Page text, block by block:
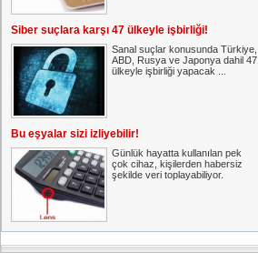
Siber suçlara karşı 47 ülkeyle işbirliği!
Sanal suçlar konusunda Türkiye,
ABD, Rusya ve Japonya dahil 47
ülkeyle işbirliği yapacak ...
Bu eşyalar sizi izliyebilir!
Günlük hayatta kullanılan pek
çok cihaz, kişilerden habersiz
şekilde veri toplayabiliyor.